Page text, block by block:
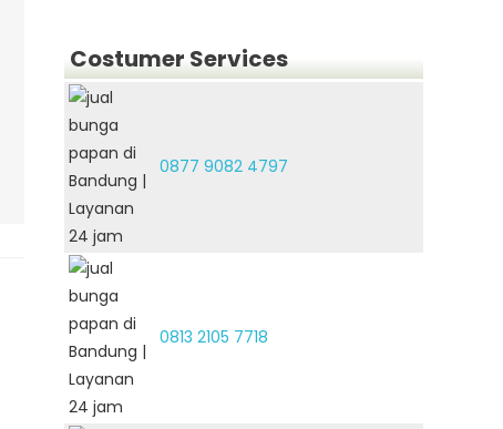
Costumer Services
0877 9082 4797
0813 2105 7718